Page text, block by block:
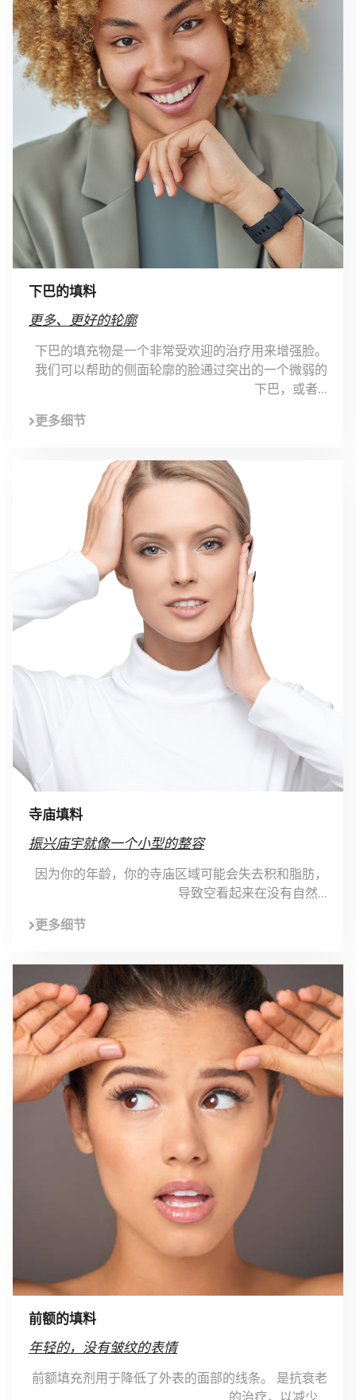
下巴的填料
更多、更好的轮廓
下巴的填充物是一个非常受欢迎的治疗用来增强脸。
我们可以帮助的侧面轮廓的脸通过突出的一个微弱的
下巴，或者...
更多细节
寺庙填料
振兴庙宇就像一个小型的整容
因为你的年龄，你的寺庙区域可能会失去积和脂肪，
导致空看起来在没有自然...
更多细节
前额的填料
年轻的，没有皱纹的表情
前额填充剂用于降低了外表的面部的线条。 是抗衰老